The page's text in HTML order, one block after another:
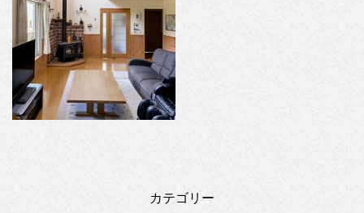
カテゴリー